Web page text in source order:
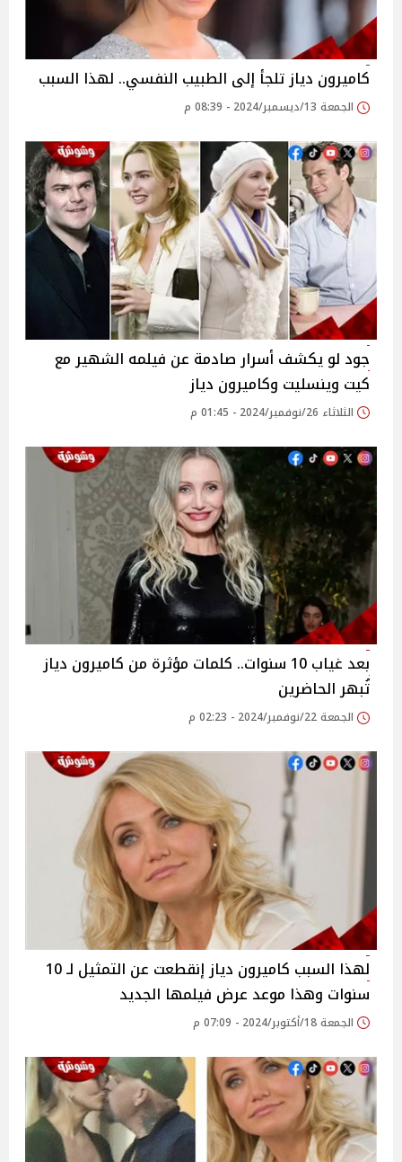
كاميرون دياز تلجأ إلى الطبيب النفسي.. لهذا السبب
الجمعة 13/ديسمبر/2024 - 08:39 م
جود لو يكشف أسرار صادمة عن فيلمه الشهير مع
كيت وينسليت وكاميرون دياز
الثلاثاء 26/نوفمبر/2024 - 01:45 م
بعد غياب 10 سنوات.. كلمات مؤثرة من كاميرون دياز
تُبهر الحاضرين
الجمعة 22/نوفمبر/2024 - 02:23 م
لهذا السبب كاميرون دياز إنقطعت عن التمثيل لـ 10
سنوات وهذا موعد عرض فيلمها الجديد
الجمعة 18/أكتوبر/2024 - 07:09 م